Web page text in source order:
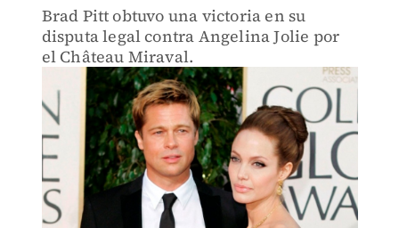
Brad Pitt obtuvo una victoria en su
disputa legal contra Angelina Jolie por
el Château Miraval.